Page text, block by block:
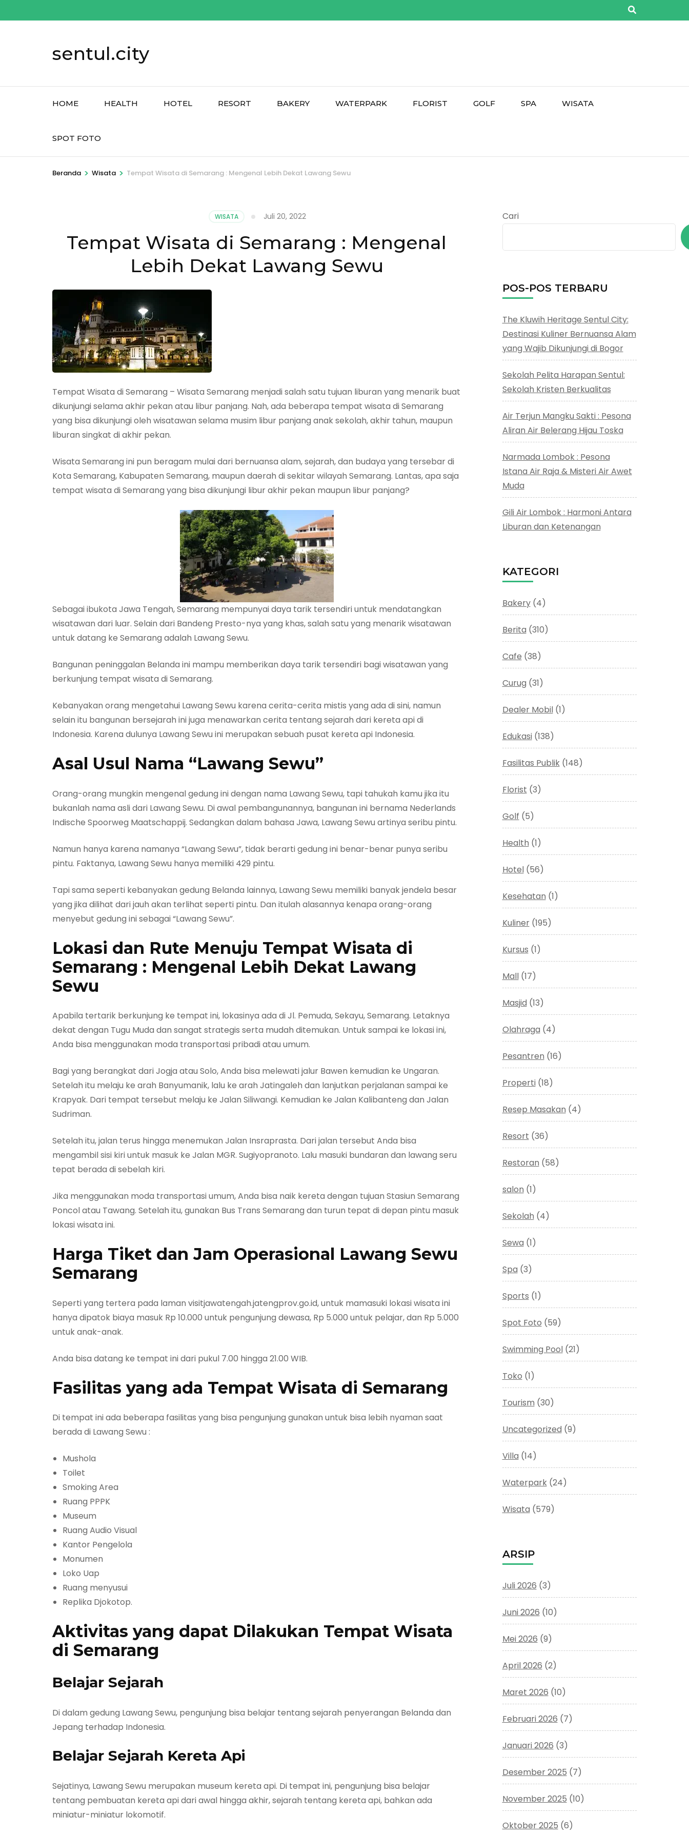
ke
sentul.city
HOME HEALTH HOTEL RESORT BAKERY WATERPARK FLORIST GOLF SPA WISATA
SPOT FOTO
Beranda > Wisata > Tempat Wisata di Semarang : Mengenal Lebih Dekat Lawang Sewu
WISATA Juli 20, 2022
Tempat Wisata di Semarang : Mengenal
Lebih Dekat Lawang Sewu
Tempat Wisata di Semarang – Wisata Semarang menjadi salah satu tujuan liburan yang menarik buat
dikunjungi selama akhir pekan atau libur panjang. Nah, ada beberapa tempat wisata di Semarang
yang bisa dikunjungi oleh wisatawan selama musim libur panjang anak sekolah, akhir tahun, maupun
liburan singkat di akhir pekan.
Wisata Semarang ini pun beragam mulai dari bernuansa alam, sejarah, dan budaya yang tersebar di
Kota Semarang, Kabupaten Semarang, maupun daerah di sekitar wilayah Semarang. Lantas, apa saja
tempat wisata di Semarang yang bisa dikunjungi libur akhir pekan maupun libur panjang?
Sebagai ibukota Jawa Tengah, Semarang mempunyai daya tarik tersendiri untuk mendatangkan
wisatawan dari luar. Selain dari Bandeng Presto-nya yang khas, salah satu yang menarik wisatawan
untuk datang ke Semarang adalah Lawang Sewu.
Bangunan peninggalan Belanda ini mampu memberikan daya tarik tersendiri bagi wisatawan yang
berkunjung tempat wisata di Semarang.
Kebanyakan orang mengetahui Lawang Sewu karena cerita-cerita mistis yang ada di sini, namun
selain itu bangunan bersejarah ini juga menawarkan cerita tentang sejarah dari kereta api di
Indonesia. Karena dulunya Lawang Sewu ini merupakan sebuah pusat kereta api Indonesia.
Asal Usul Nama “Lawang Sewu”
Orang-orang mungkin mengenal gedung ini dengan nama Lawang Sewu, tapi tahukah kamu jika itu
bukanlah nama asli dari Lawang Sewu. Di awal pembangunannya, bangunan ini bernama Nederlands
Indische Spoorweg Maatschappij. Sedangkan dalam bahasa Jawa, Lawang Sewu artinya seribu pintu.
Namun hanya karena namanya “Lawang Sewu”, tidak berarti gedung ini benar-benar punya seribu
pintu. Faktanya, Lawang Sewu hanya memiliki 429 pintu.
Tapi sama seperti kebanyakan gedung Belanda lainnya, Lawang Sewu memiliki banyak jendela besar
yang jika dilihat dari jauh akan terlihat seperti pintu. Dan itulah alasannya kenapa orang-orang
menyebut gedung ini sebagai “Lawang Sewu”.
Lokasi dan Rute Menuju Tempat Wisata di
Semarang : Mengenal Lebih Dekat Lawang
Sewu
Apabila tertarik berkunjung ke tempat ini, lokasinya ada di Jl. Pemuda, Sekayu, Semarang. Letaknya
dekat dengan Tugu Muda dan sangat strategis serta mudah ditemukan. Untuk sampai ke lokasi ini,
Anda bisa menggunakan moda transportasi pribadi atau umum.
Bagi yang berangkat dari Jogja atau Solo, Anda bisa melewati jalur Bawen kemudian ke Ungaran.
Setelah itu melaju ke arah Banyumanik, lalu ke arah Jatingaleh dan lanjutkan perjalanan sampai ke
Krapyak. Dari tempat tersebut melaju ke Jalan Siliwangi. Kemudian ke Jalan Kalibanteng dan Jalan
Sudriman.
Setelah itu, jalan terus hingga menemukan Jalan Insraprasta. Dari jalan tersebut Anda bisa
mengambil sisi kiri untuk masuk ke Jalan MGR. Sugiyopranoto. Lalu masuki bundaran dan lawang seru
tepat berada di sebelah kiri.
Jika menggunakan moda transportasi umum, Anda bisa naik kereta dengan tujuan Stasiun Semarang
Poncol atau Tawang. Setelah itu, gunakan Bus Trans Semarang dan turun tepat di depan pintu masuk
lokasi wisata ini.
Harga Tiket dan Jam Operasional Lawang Sewu
Semarang
Seperti yang tertera pada laman visitjawatengah.jatengprov.go.id, untuk mamasuki lokasi wisata ini
hanya dipatok biaya masuk Rp 10.000 untuk pengunjung dewasa, Rp 5.000 untuk pelajar, dan Rp 5.000
untuk anak-anak.
Anda bisa datang ke tempat ini dari pukul 7.00 hingga 21.00 WIB.
Fasilitas yang ada Tempat Wisata di Semarang
Di tempat ini ada beberapa fasilitas yang bisa pengunjung gunakan untuk bisa lebih nyaman saat
berada di Lawang Sewu :
Mushola
Toilet
Smoking Area
Ruang PPPK
Museum
Ruang Audio Visual
Kantor Pengelola
Monumen
Loko Uap
Ruang menyusui
Replika Djokotop.
Aktivitas yang dapat Dilakukan Tempat Wisata
di Semarang
Belajar Sejarah
Di dalam gedung Lawang Sewu, pengunjung bisa belajar tentang sejarah penyerangan Belanda dan
Jepang terhadap Indonesia.
Belajar Sejarah Kereta Api
Sejatinya, Lawang Sewu merupakan museum kereta api. Di tempat ini, pengunjung bisa belajar
tentang pembuatan kereta api dari awal hingga akhir, sejarah tentang kereta api, bahkan ada
miniatur-miniatur lokomotif.
Cari
POS-POS TERBARU
The Kluwih Heritage Sentul City:
Destinasi Kuliner Bernuansa Alam
yang Wajib Dikunjungi di Bogor
Sekolah Pelita Harapan Sentul:
Sekolah Kristen Berkualitas
Air Terjun Mangku Sakti : Pesona
Aliran Air Belerang Hijau Toska
Narmada Lombok : Pesona
Istana Air Raja & Misteri Air Awet
Muda
Gili Air Lombok : Harmoni Antara
Liburan dan Ketenangan
KATEGORI
Bakery(4)
Berita (310)
Cafe (38)
Curug (31)
Dealer Mobil(1)
Edukasi(138)
Fasilitas Publik(148)
Florist (3)
Golf (5)
Health (1)
Hotel(56)
Kesehatan (1)
Kuliner(195)
Kursus (1)
Mall(17)
Masjid (13)
Olahraga (4)
Pesantren (16)
Properti(18)
Resep Masakan (4)
Resort (36)
Restoran (58)
salon (1)
Sekolah (4)
Sewa (1)
Spa (3)
Sports (1)
Spot Foto (59)
Swimming Pool(21)
Toko (1)
Tourism (30)
Uncategorized (9)
Villa (14)
Waterpark(24)
Wisata (579)
ARSIP
Juli 2026 (3)
Juni 2026 (10)
Mei 2026 (9)
April 2026 (2)
Maret 2026 (10)
Februari 2026 (7)
Januari 2026 (3)
Desember 2025 (7)
November 2025 (10)
Oktober 2025 (6)